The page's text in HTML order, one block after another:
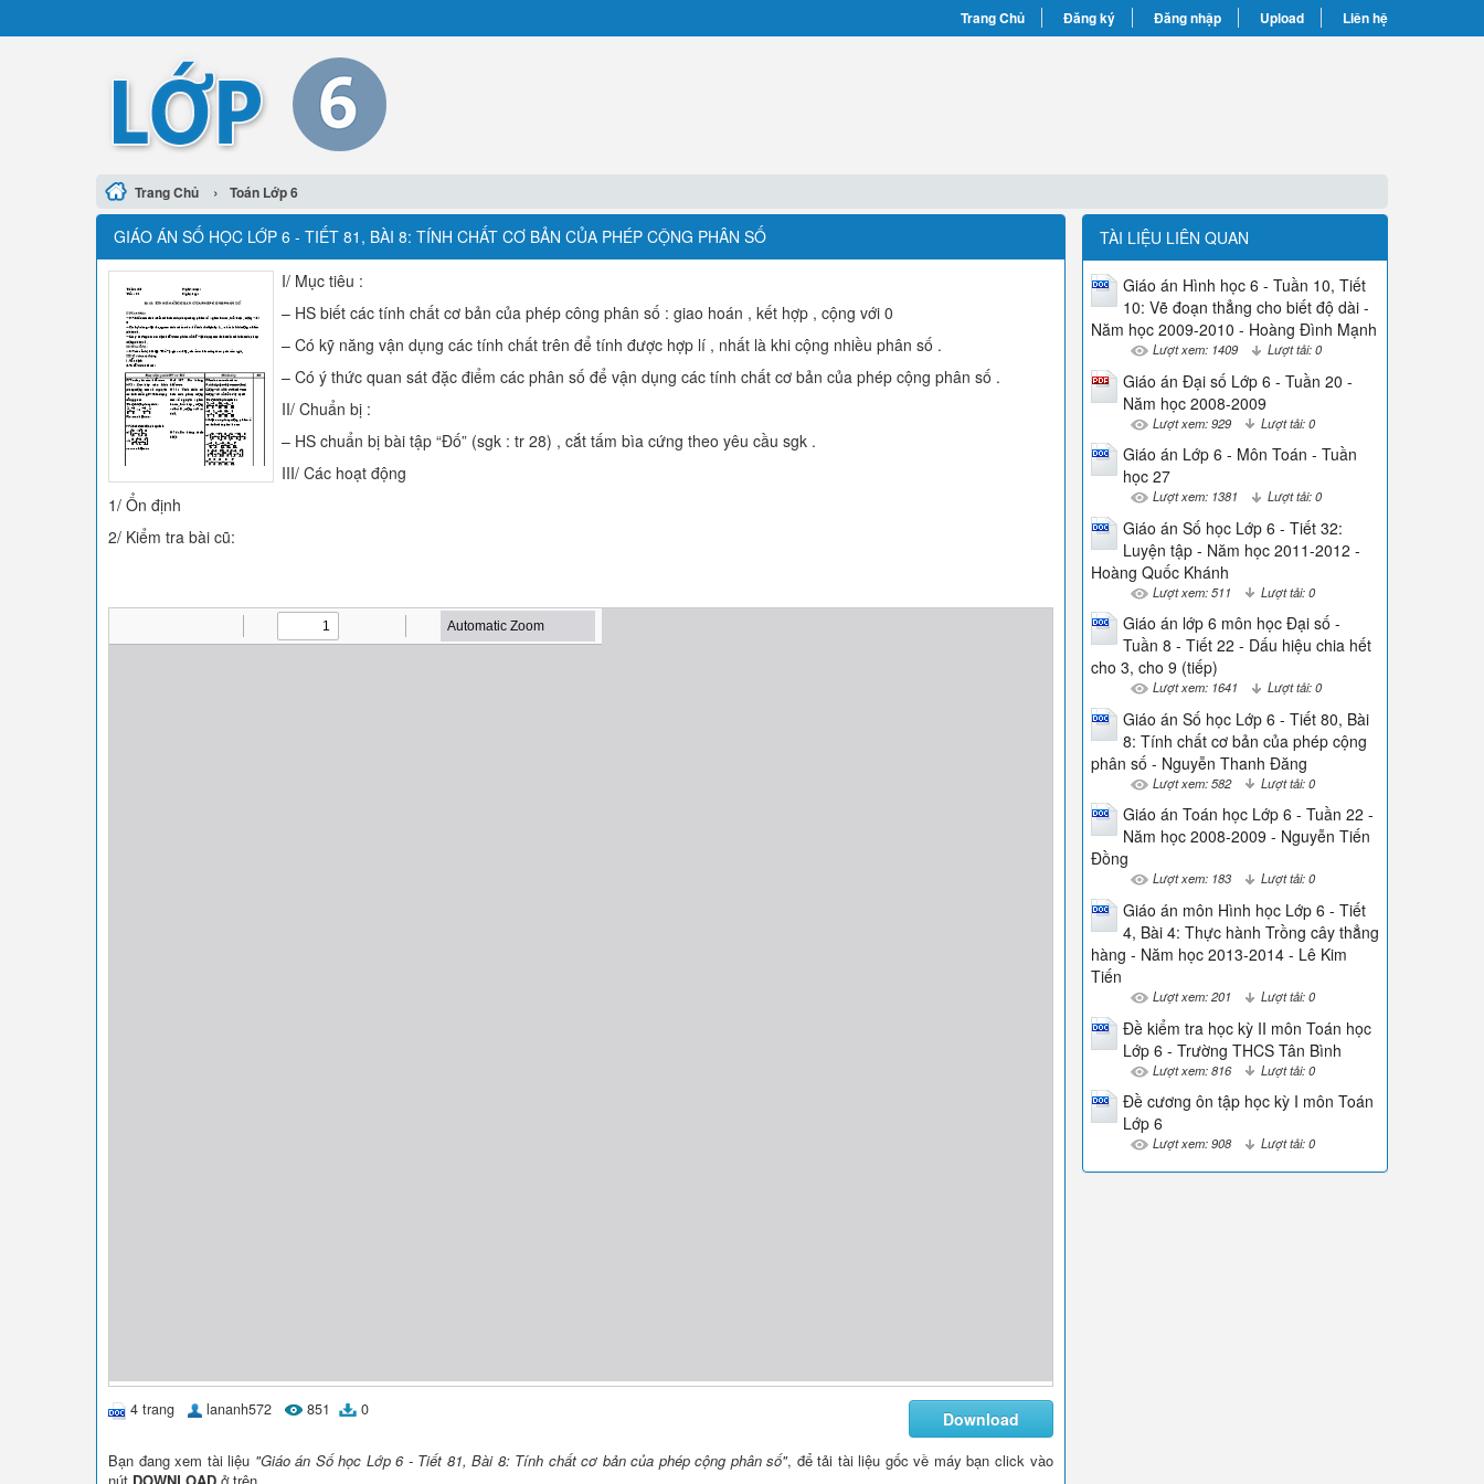
Trang Chủ Đăng ký Đăng nhập Upload Liên hệ
Trang Chủ › Toán Lớp 6
GIÁO ÁN SỐ HỌC LỚP 6 - TIẾT 81, BÀI 8: TÍNH CHẤT CƠ BẢN CỦA PHÉP CỘNG PHÂN SỐ
I/ Mục tiêu :
– HS biết các tính chất cơ bản của phép công phân số : giao hoán , kết hợp , cộng với 0
– Có kỹ năng vận dụng các tính chất trên để tính được hợp lí , nhất là khi cộng nhiều phân số .
– Có ý thức quan sát đặc điểm các phân số để vận dụng các tính chất cơ bản của phép cộng phân số .
II/ Chuẩn bị :
– HS chuẩn bị bài tập “Đố” (sgk : tr 28) , cắt tấm bìa cứng theo yêu cầu sgk .
III/ Các hoạt động
1/ Ổn định
2/ Kiểm tra bài cũ:
4 trang lananh572 851 0 Download
Bạn đang xem tài liệu "Giáo án Số học Lớp 6 - Tiết 81, Bài 8: Tính chất cơ bản của phép cộng phân số", để tải tài liệu gốc về máy bạn click vào
TÀI LIỆU LIÊN QUAN
Giáo án Hình học 6 - Tuần 10, Tiết
10: Vẽ đoạn thẳng cho biết độ dài -
Năm học 2009-2010 - Hoàng Đình Mạnh
Lượt xem: 1409 Lượt tải: 0
Giáo án Đại số Lớp 6 - Tuần 20 -
Năm học 2008-2009
Lượt xem: 929 Lượt tải: 0
Giáo án Lớp 6 - Môn Toán - Tuần
học 27
Lượt xem: 1381 Lượt tải: 0
Giáo án Số học Lớp 6 - Tiết 32:
Luyện tập - Năm học 2011-2012 -
Hoàng Quốc Khánh
Lượt xem: 511 Lượt tải: 0
Giáo án lớp 6 môn học Đại số -
Tuần 8 - Tiết 22 - Dấu hiệu chia hết
cho 3, cho 9 (tiếp)
Lượt xem: 1641 Lượt tải: 0
Giáo án Số học Lớp 6 - Tiết 80, Bài
8: Tính chất cơ bản của phép cộng
phân số - Nguyễn Thanh Đăng
Lượt xem: 582 Lượt tải: 0
Giáo án Toán học Lớp 6 - Tuần 22 -
Năm học 2008-2009 - Nguyễn Tiến
Đồng
Lượt xem: 183 Lượt tải: 0
Giáo án môn Hình học Lớp 6 - Tiết
4, Bài 4: Thực hành Trồng cây thẳng
hàng - Năm học 2013-2014 - Lê Kim
Tiến
Lượt xem: 201 Lượt tải: 0
Đề kiểm tra học kỳ II môn Toán học
Lớp 6 - Trường THCS Tân Bình
Lượt xem: 816 Lượt tải: 0
Đề cương ôn tập học kỳ I môn Toán
Lớp 6
Lượt xem: 908 Lượt tải: 0